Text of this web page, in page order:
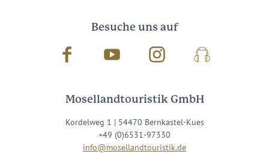
Besuche uns auf
Facebook Youtube InstagramPodcast
Mosellandtouristik GmbH
Kordelweg 1 | 54470 Bernkastel-Kues
+49 (0)6531-97330
info@mosellandtouristik.de